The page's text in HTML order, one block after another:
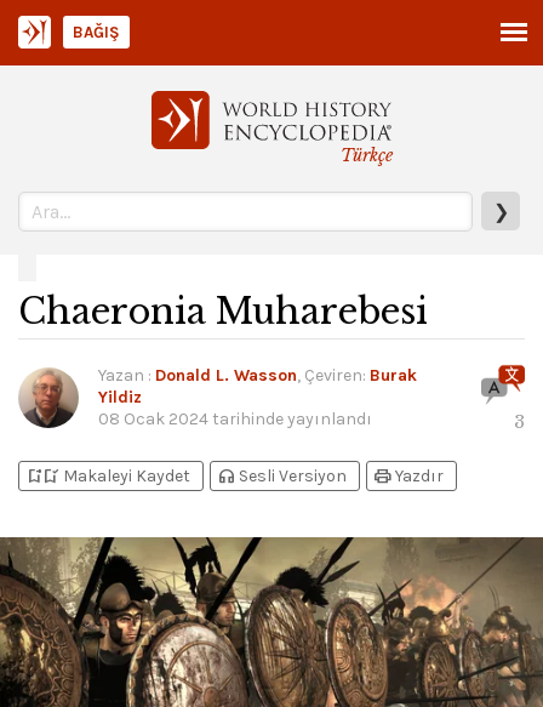
Türkçe
❯
BAĞIŞ
Chaeronia Muharebesi
Yazan : Donald L. Wasson, Çeviren: Burak
Yildiz
08 Ocak 2024 tarihinde yayınlandı 3
bookmark_addbookmark_added Makaleyi Kaydet headphones Sesli Versiyon printYazdır